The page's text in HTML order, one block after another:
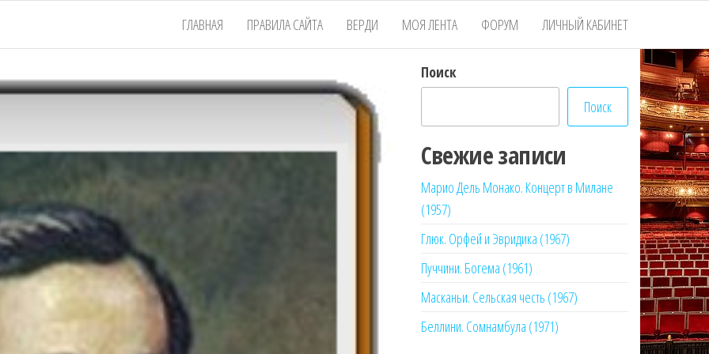
ГЛАВНАЯ ПРАВИЛА САЙТА ВЕРДИ МОЯ ЛЕНТА ФОРУМ ЛИЧНЫЙ КАБИНЕТ
Поиск
Поиск
Свежие записи
Марио Дель Монако. Концерт в Милане
(1957)
Глюк. Орфей и Эвридика (1967)
Пуччини. Богема (1961)
Масканьи. Сельская честь (1967)
Беллини. Сомнамбула (1971)